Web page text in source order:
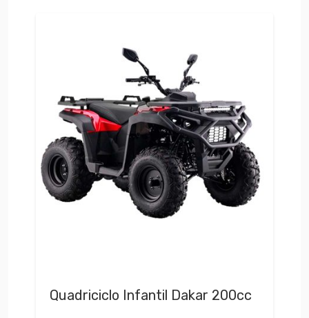
Quadriciclo Infantil Dakar 200cc